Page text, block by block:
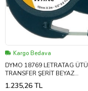
Kargo Bedava
DYMO 18769 LETRATAG ÜTÜ
TRANSFER ŞERİT BEYAZ
(12mmx2mt)
1.235,26 TL